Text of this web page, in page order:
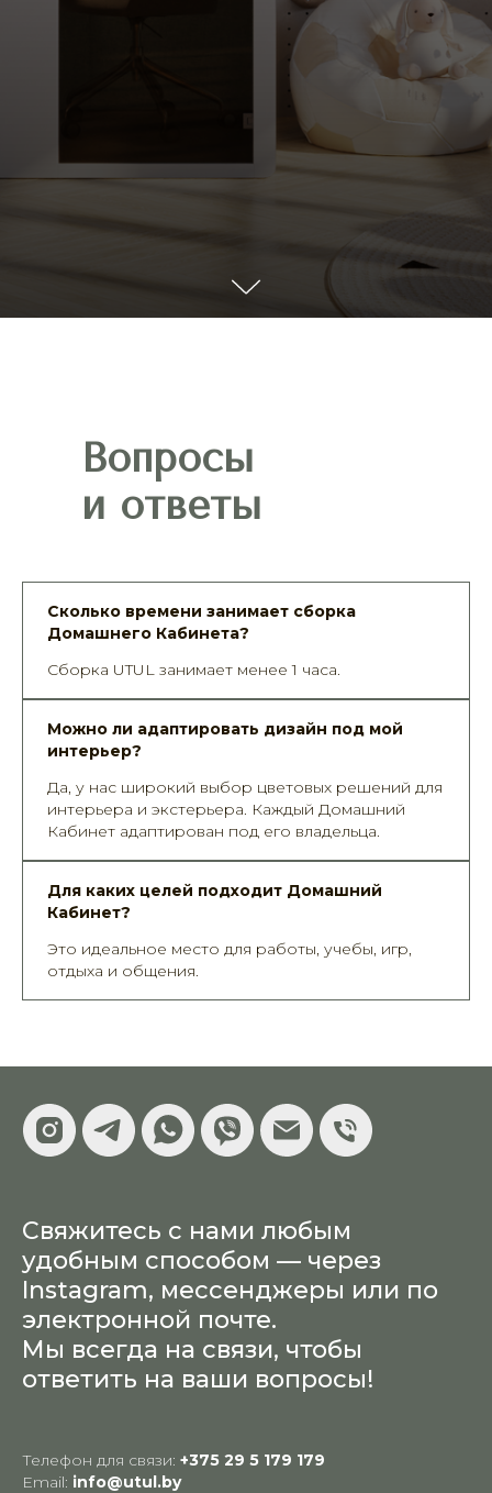
Вопросы
и ответы
Сколько времени занимает сборка
Домашнего Кабинета?
Сборка UTUL занимает менее 1 часа.
Можно ли адаптировать дизайн под мой
интерьер?
Да, у нас широкий выбор цветовых решений для
интерьера и экстерьера. Каждый Домашний
Кабинет адаптирован под его владельца.
Для каких целей подходит Домашний
Кабинет?
Это идеальное место для работы, учебы, игр,
отдыха и общения.
Свяжитесь с нами любым
удобным способом — через
Instagram, мессенджеры или по
электронной почте.
Мы всегда на связи, чтобы
ответить на ваши вопросы!
Телефон для связи: +375 29 5 179 179
Email: info@utul.by